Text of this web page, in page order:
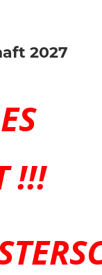
2027
!!!